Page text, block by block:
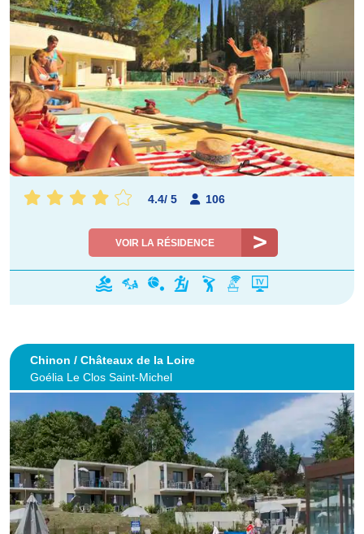
4.4/ 5 106
VOIR LA RÉSIDENCE
Chinon / Châteaux de la Loire
Goélia Le Clos Saint-Michel